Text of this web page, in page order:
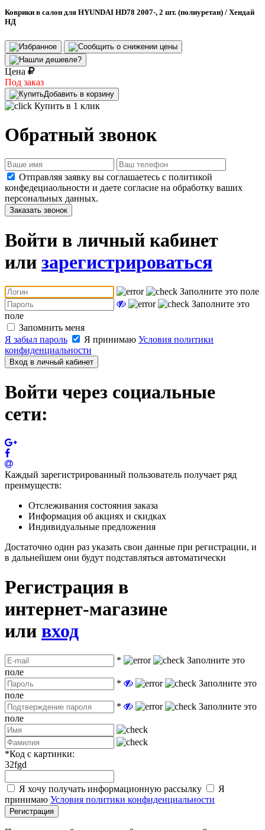
Коврики в салон для HYUNDAI HD78 2007-, 2 шт. (полиуретан) / Хендай
НД
Цена
Под заказ
Добавить в корзину
Купить в 1 клик
Обратный звонок
Отправляя заявку вы соглашаетесь с политикой
конфедециаольности и даете согласие на обработку ваших
персональных данных.
Заказать звонок
Войти в личный кабинет
или зарегистрироваться
Заполните это поле
Заполните это
поле
Запомнить меня
Я забыл пароль
Я принимаю Условия политики
конфиденциальности
Вход в личный кабинет
Войти через социальные
сети:
Каждый зарегистрированный пользователь получает ряд
преимуществ:
Отслеживания состояния заказа
Информация об акциях и скидках
Индивидуальные предложения
Достаточно один раз указать свои данные при регистрации, и
в дальнейшем они будут подставляться автоматически
Регистрация в
интернет-магазине
или вход
*
Заполните это
поле
*
Заполните это
поле
*
Заполните это
поле
*Код с картинки:
32fgd
Я хочу получать информационную рассылку
Я
принимаю Условия политики конфиденциальности
Регистрация